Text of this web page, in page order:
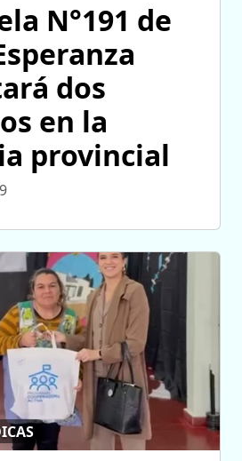
N°191 de
dos
en la
provincial